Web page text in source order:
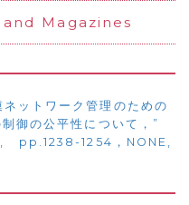
and Magazines
ットワーク管理のための
御の公平性について，”
1254，NONE,